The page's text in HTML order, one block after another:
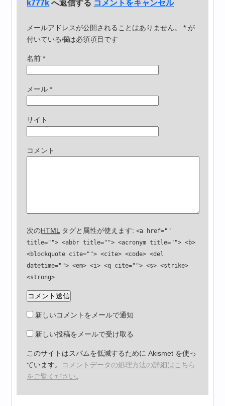
k777k へ返信する コメントをキャンセル
メールアドレスが公開されることはありません。 * が
付いている欄は必須項目です
名前*
メール*
サイト
コメント
次のHTML タグと属性が使えます:<a href=""
title=""> <abbr title=""> <acronym title=""> <b>
<blockquote cite=""> <cite> <code> <del
datetime=""> <em> <i> <q cite=""> <s> <strike>
<strong>
新しいコメントをメールで通知
新しい投稿をメールで受け取る
このサイトはスパムを低減するために Akismet を使っ
ています。 コメントデータの処理方法の詳細はこちら
をご覧ください。